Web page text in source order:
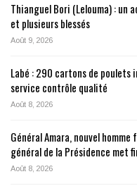
Thianguel Bori (Lelouma) :
et plusieurs blessés
Août 9, 2026
Labé : 290 cartons de poulets
service contrôle qualité
Août 8, 2026
Général Amara, nouvel
général de la Présidence met
Août 8, 2026